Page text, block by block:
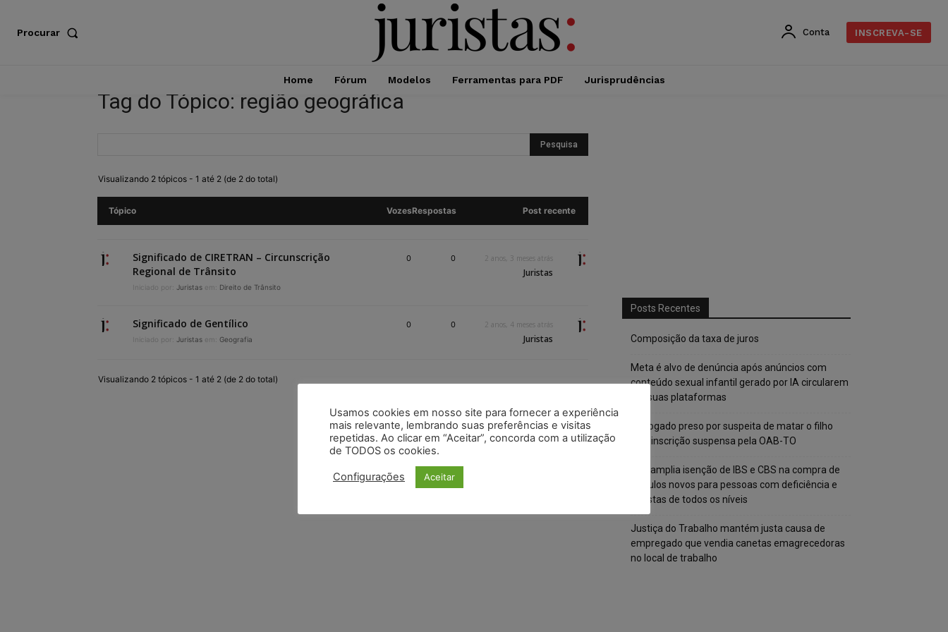
Procurar Conta INSCREVA-SE
Home Fórum Modelos Ferramentas para PDF Jurisprudências
Tag do Tópico: região geográfica
Visualizando 2 tópicos - 1 até 2 (de 2 do total)
Tópico VozesRespostas Post recente
Significado de CIRETRAN – Circunscrição
Regional de Trânsito
Iniciado por: Juristas em: Direito de Trânsito
0 0 2 anos, 3 meses atrás
Juristas
Significado de Gentílico
Iniciado por: Juristas em: Geografia
0 0 2 anos, 4 meses atrás
Juristas
Visualizando 2 tópicos - 1 até 2 (de 2 do total)
Posts Recentes
Composição da taxa de juros
Meta é alvo de denúncia após anúncios com
conteúdo sexual infantil gerado por IA circularem
em suas plataformas
Advogado preso por suspeita de matar o filho
tem inscrição suspensa pela OAB-TO
STF amplia isenção de IBS e CBS na compra de
veículos novos para pessoas com deficiência e
autistas de todos os níveis
Justiça do Trabalho mantém justa causa de
empregado que vendia canetas emagrecedoras
no local de trabalho
Usamos cookies em nosso site para fornecer a experiência
mais relevante, lembrando suas preferências e visitas
repetidas. Ao clicar em “Aceitar”, concorda com a utilização
de TODOS os cookies.
Configurações Aceitar